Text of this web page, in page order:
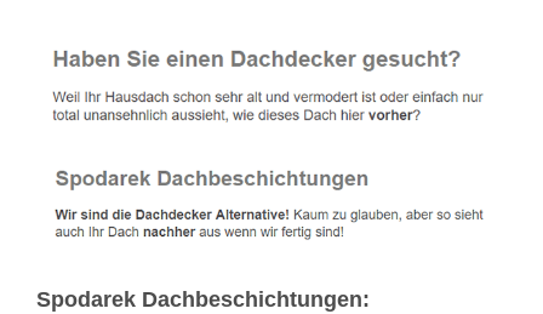
Spodarek Dachbeschichtungen: